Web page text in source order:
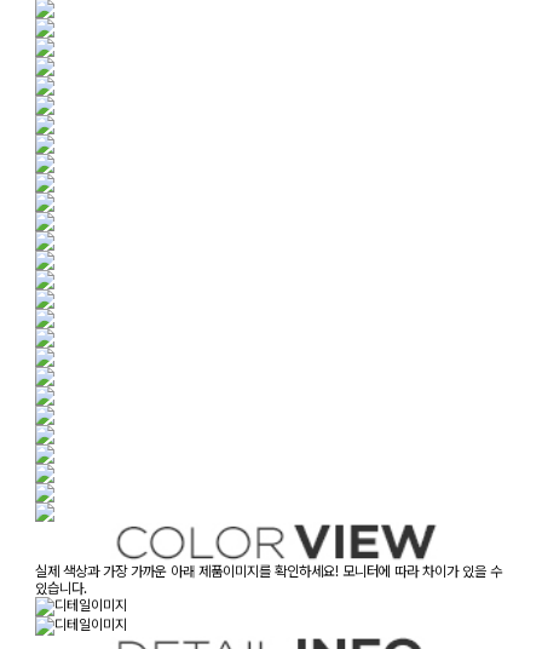
실제 색상과 가장 가까운 아래 제품이미지를 확인하세요! 모니터에 따라 차이가 있을 수
있습니다.